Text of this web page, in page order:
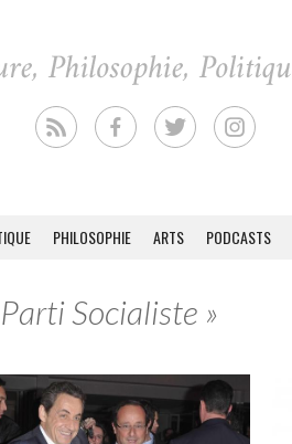
PHILOSOPHIE ARTS PODCASTS
Socialiste »